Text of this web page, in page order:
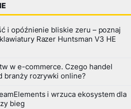
i opóźnienie bliskie zeru – poznaj
Razer Huntsman V3 HE
w e-commerce. Czego handel
branży rozrywki online?
i wrzuca ekosystem dla
bieg